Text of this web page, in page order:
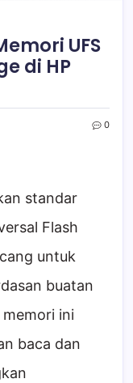
UFS
di HP
0
standar
Flash
untuk
buatan
ini
baca dan